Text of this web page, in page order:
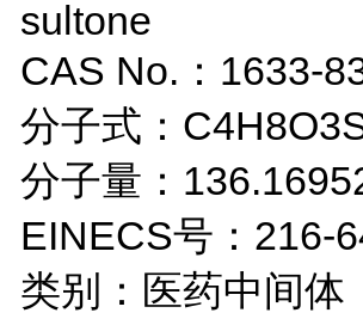
sultone
CAS No.：1633-
分子式：
分子量：
EINECS号：216-
类别：医药中间体